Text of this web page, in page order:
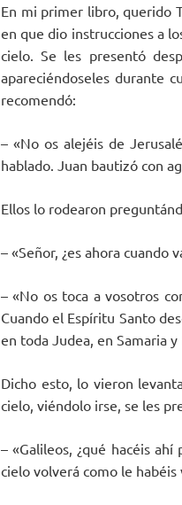
En mi primer libro, querido
en que dio instrucciones a
cielo. Se les presentó
apareciéndoseles durante
recomendó:
– «No os alejéis de
hablado. Juan bautizó con
Ellos lo rodearon
– «Señor, ¿es ahora cuando
– «No os toca a vosotros
Cuando el Espíritu Santo
en toda Judea, en Samaria
Dicho esto, lo vieron
cielo, viéndolo irse, se les
– «Galileos, ¿qué hacéis
cielo volverá como le habéis